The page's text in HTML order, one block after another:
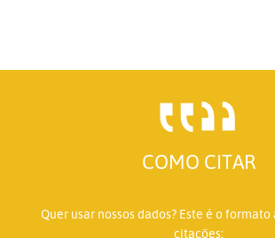
COMO CITAR
Quer usar nossos dados? Este é o formato
citações: